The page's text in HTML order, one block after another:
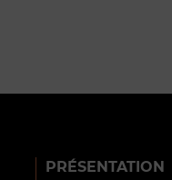
PRÉSENTATION